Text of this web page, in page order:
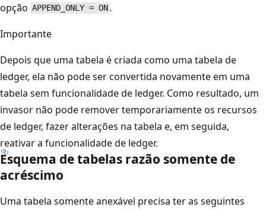
opção APPEND_ONLY = ON .
Importante
Depois que uma tabela é criada como uma tabela de
ledger, ela não pode ser convertida novamente em uma
tabela sem funcionalidade de ledger. Como resultado, um
invasor não pode remover temporariamente os recursos
de ledger, fazer alterações na tabela e, em seguida,
reativar a funcionalidade de ledger.
Esquema de tabelas razão somente de
acréscimo
Uma tabela somente anexável precisa ter as seguintes